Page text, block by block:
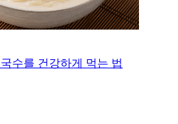
수를 건강하게 먹는 법